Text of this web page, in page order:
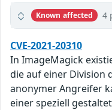
Known affected 4
CVE-2021-20310
In ImageMagick
die auf einer Division
anonymer Angreifer
einer speziell